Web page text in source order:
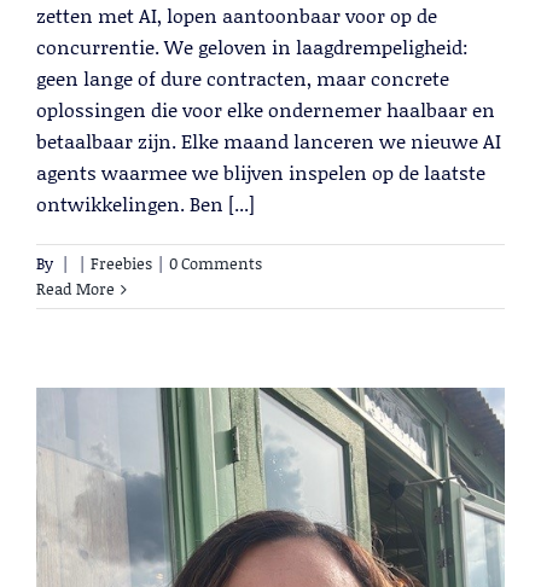
zetten met AI, lopen aantoonbaar voor op de
concurrentie. We geloven in laagdrempeligheid:
geen lange of dure contracten, maar concrete
oplossingen die voor elke ondernemer haalbaar en
betaalbaar zijn. Elke maand lanceren we nieuwe AI
agents waarmee we blijven inspelen op de laatste
ontwikkelingen. Ben [...]
By Freebies
0 Comments
Read More